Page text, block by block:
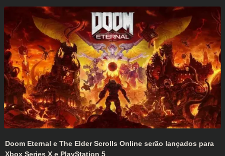
Doom Eternal e The Elder Scrolls Online serão lançados para
Xbox Series X e PlayStation 5